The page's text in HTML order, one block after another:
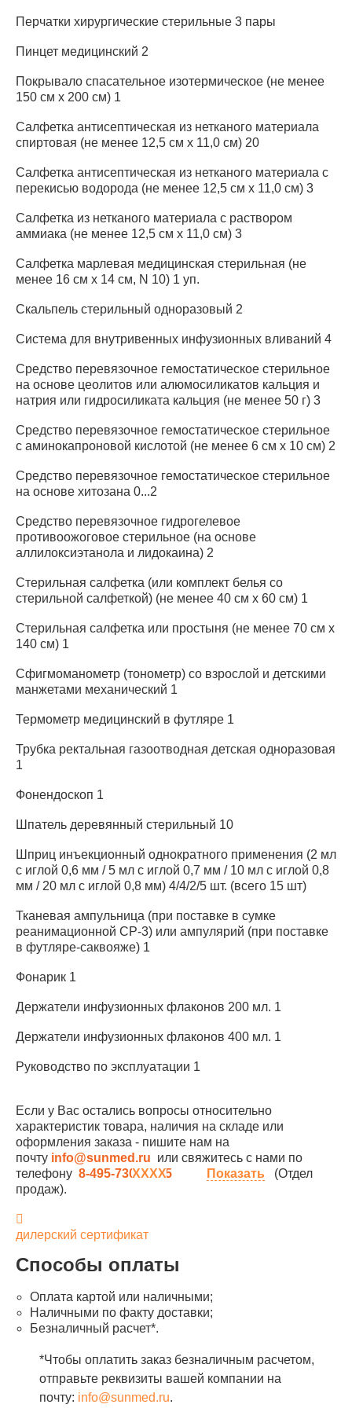
Перчатки хирургические стерильные 3 пары
Пинцет медицинский 2
Покрывало спасательное изотермическое (не менее
150 см x 200 см) 1
Салфетка антисептическая из нетканого материала
спиртовая (не менее 12,5 см x 11,0 см) 20
Салфетка антисептическая из нетканого материала с
перекисью водорода (не менее 12,5 см x 11,0 см) 3
Салфетка из нетканого материала с раствором
аммиака (не менее 12,5 см x 11,0 см) 3
Салфетка марлевая медицинская стерильная (не
менее 16 см x 14 см, N 10) 1 уп.
Скальпель стерильный одноразовый 2
Система для внутривенных инфузионных вливаний 4
Средство перевязочное гемостатическое стерильное
на основе цеолитов или алюмосиликатов кальция и
натрия или гидросиликата кальция (не менее 50 г) 3
Средство перевязочное гемостатическое стерильное
с аминокапроновой кислотой (не менее 6 см x 10 см) 2
Средство перевязочное гемостатическое стерильное
на основе хитозана 0...2
Средство перевязочное гидрогелевое
противоожоговое стерильное (на основе
аллилоксиэтанола и лидокаина) 2
Стерильная салфетка (или комплект белья со
стерильной салфеткой) (не менее 40 см x 60 см) 1
Стерильная салфетка или простыня (не менее 70 см x
140 см) 1
Сфигмоманометр (тонометр) со взрослой и детскими
манжетами механический 1
Термометр медицинский в футляре 1
Трубка ректальная газоотводная детская одноразовая
1
Фонендоскоп 1
Шпатель деревянный стерильный 10
Шприц инъекционный однократного применения (2 мл
с иглой 0,6 мм / 5 мл с иглой 0,7 мм / 10 мл с иглой 0,8
мм / 20 мл с иглой 0,8 мм) 4/4/2/5 шт. (всего 15 шт)
Тканевая ампульница (при поставке в сумке
реанимационной СР-3) или ампулярий (при поставке
в футляре-саквояже) 1
Фонарик 1
Держатели инфузионных флаконов 200 мл. 1
Держатели инфузионных флаконов 400 мл. 1
Руководство по эксплуатации 1
Если у Вас остались вопросы относительно
характеристик товара, наличия на складе или
оформления заказа - пишите нам на
почту info@sunmed.ru или свяжитесь с нами по
телефону 8-495-730-90-25 Показать (Отдел
продаж).
дилерский сертификат
Способы оплаты
Оплата картой или наличными;
Наличными по факту доставки;
Безналичный расчет*.
*Чтобы оплатить заказ безналичным расчетом,
отправьте реквизиты вашей компании на
почту: info@sunmed.ru.